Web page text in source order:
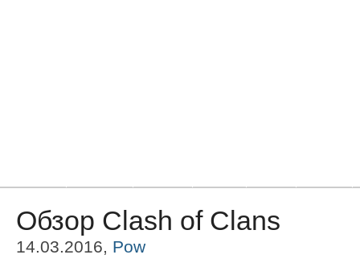
Обзор Clash of Clans
14.03.2016, Pow